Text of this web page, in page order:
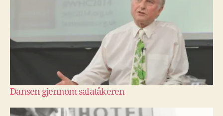
Dansen gjennom salatåkeren